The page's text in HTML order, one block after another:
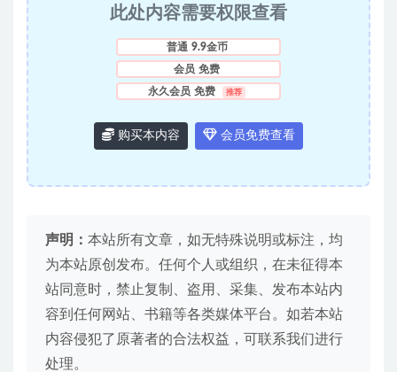
此处内容需要权限查看
普通 9.9金币
会员 免费
永久会员 免费 推荐
购买本内容 会员免费查看
声明： 本站所有文章，如无特殊说明或标注，均
为本站原创发布。任何个人或组织，在未征得本
站同意时，禁止复制、盗用、采集、发布本站内
容到任何网站、书籍等各类媒体平台。如若本站
内容侵犯了原著者的合法权益，可联系我们进行
处理。